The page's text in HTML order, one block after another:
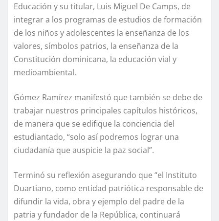
Educación y su titular, Luis Miguel De Camps, de
integrar a los programas de estudios de formación
de los niños y adolescentes la enseñanza de los
valores, símbolos patrios, la enseñanza de la
Constitución dominicana, la educación vial y
medioambiental.
Gómez Ramírez manifestó que también se debe de
trabajar nuestros principales capítulos históricos,
de manera que se edifique la conciencia del
estudiantado, “solo así podremos lograr una
ciudadanía que auspicie la paz social”.
Terminó su reflexión asegurando que “el Instituto
Duartiano, como entidad patriótica responsable de
difundir la vida, obra y ejemplo del padre de la
patria y fundador de la República, continuará